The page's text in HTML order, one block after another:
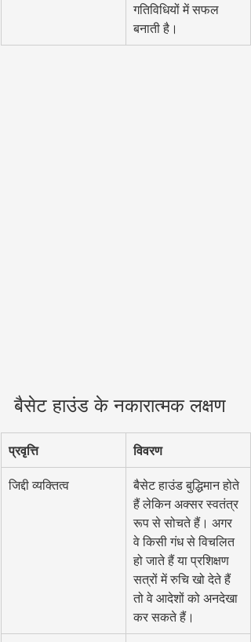
गतिविधियों में सफल
बनाती है।
बैसेट हाउंड के नकारात्मक लक्षण
प्रवृत्ति विवरण
जिद्दी व्यक्तित्व
बैसेट हाउंड बुद्धिमान होते
हैं लेकिन अक्सर स्वतंत्र
रूप से सोचते हैं। अगर
वे किसी गंध से विचलित
हो जाते हैं या प्रशिक्षण
सत्रों में रुचि खो देते हैं
तो वे आदेशों को अनदेखा
कर सकते हैं।